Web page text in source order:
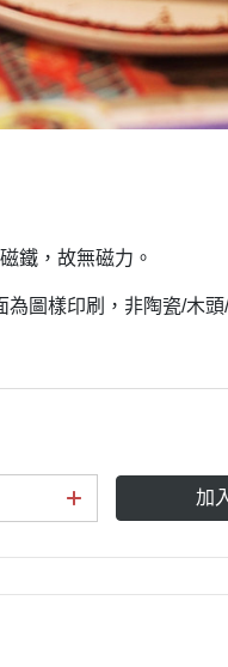
鐵，故無磁力。
圖樣印刷，非陶瓷/木頭
加